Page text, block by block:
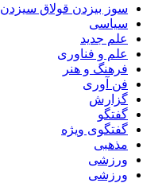
سوز بیزدن قولاق سیزدن
سیاسی
علم جدید
علم و فناوری
فرهنگ و هنر
فن آوری
گزارش
گفتگو
گفتگوی ویژه
مذهبی
ورزشی
ورزشی